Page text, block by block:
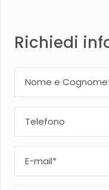
Richiedi